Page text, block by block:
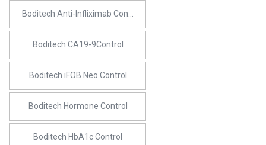
Boditech CA19-9Control
Boditech iFOB Neo Control
Boditech Hormone Control
Boditech HbA1c Control